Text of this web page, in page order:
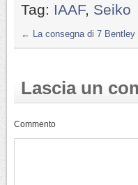
Tag: IAAF, Seiko
← La consegna di 7
Lascia un
Commento